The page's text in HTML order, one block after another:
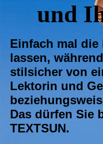
und
Einfach mal die
lassen,
stilsicher von
Lektorin und
Das dürfen Sie
TEXTSUN.